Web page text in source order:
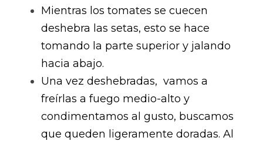
Mientras los tomates se cuecen
deshebra las setas, esto se hace
tomando la parte superior y jalando
hacia abajo.
Una vez deshebradas,  vamos a
freírlas a fuego medio-alto y
condimentamos al gusto, buscamos
que queden ligeramente doradas. Al